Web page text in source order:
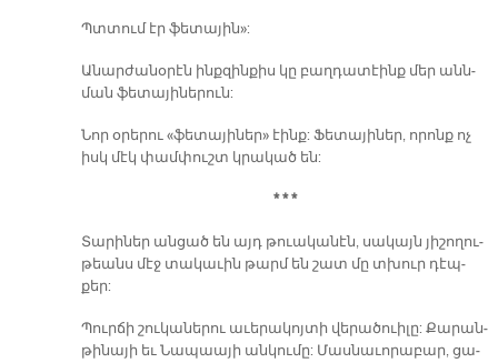
Պտտում էր ֆե­տա­յին»:
Ա­նար­ժա­նօ­րէն ինք­զին­քիս կը բաղ­դա­տէինք մեր անն­
ման ֆե­տա­յի­նե­րուն:
Նոր օ­րե­րու «ֆե­տա­յի­ներ» էինք: Ֆե­տա­յի­ներ, ո­րոնք ոչ
իսկ մէկ փամ­փուշտ կրա­կած են:
* * *
Տա­րի­ներ ան­ցած են այդ թուա­կա­նէն, սա­կայն յի­շո­ղու­
թեանս մէջ տա­կա­ւին թարմ են շատ մը տխուր դէպ­
քեր:
Պուր­ճի շու­կա­նե­րու ա­ւե­րա­կոյ­տի վե­րա­ծուի­լը: Քա­րան­
թի­նա­յի եւ Նա­պաա­յի ան­կու­մը: Մաս­նա­ւո­րա­բար, ցա­